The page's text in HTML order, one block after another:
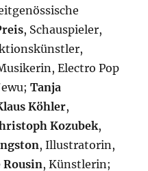
, Schauspieler,
Electro Pop
Tanja
Köhler,
Kozubek,
, Illustratorin,
Rousin, Künstlerin;